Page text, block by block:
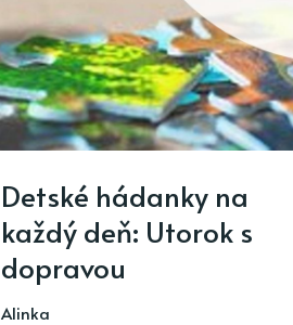
Detské hádanky na
každý deň: Utorok s
dopravou
Alinka